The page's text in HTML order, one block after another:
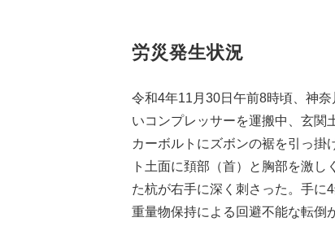
労災発生状況
令和4年11月30日午前8時頃、神
いコンプレッサーを運搬中、玄関
カーボルトにズボンの裾を引っ掛
ト土面に頚部（首）と胸部を激
た杭が右手に深く刺さった。手に
重量物保持による回避不能な転倒